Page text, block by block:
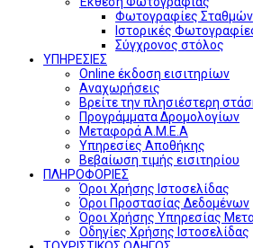
Φωτογραφίες Σταθμών
Ιστορικές
Σύγχρονος στόλος
ΥΠΗΡΕΣΙΕΣ
Online έκδοση εισιτηρίων
Αναχωρήσεις
Βρείτε την πλησιέστερη
Προγράμματα Δρομολογίων
Μεταφορά Α.Μ.Ε.Α
Υπηρεσίες Αποθήκης
Βεβαίωση τιμής εισιτηρίου
ΠΛΗΡΟΦΟΡΙΕΣ
Όροι Χρήσης Ιστοσελίδας
Όροι Προστασίας Δεδομένων
Όροι Χρήσης Υπηρεσίας
Οδηγίες Χρήσης Ιστοσελίδας